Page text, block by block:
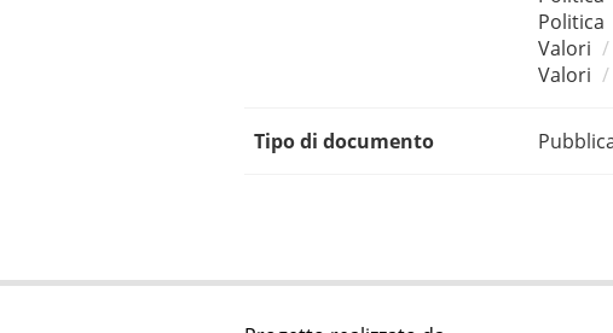
Politica
Valori
Valori
Tipo di documento